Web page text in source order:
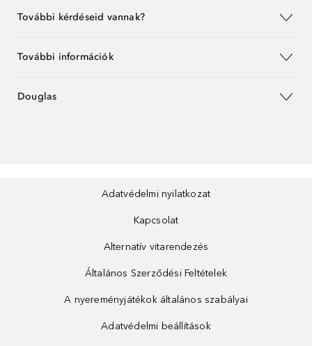
További kérdéseid vannak?
További információk
Douglas
Adatvédelmi nyilatkozat
Kapcsolat
Alternatív vitarendezés
Általános Szerződési Feltételek
A nyereményjátékok általános szabályai
Adatvédelmi beállítások